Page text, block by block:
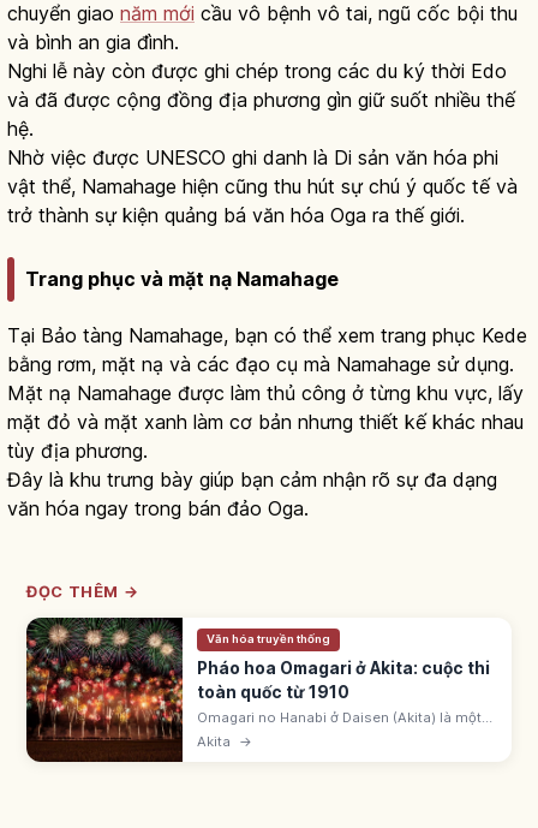
chuyển giao năm mới cầu vô bệnh vô tai, ngũ cốc bội thu
và bình an gia đình.
Nghi lễ này còn được ghi chép trong các du ký thời Edo
và đã được cộng đồng địa phương gìn giữ suốt nhiều thế
hệ.
Nhờ việc được UNESCO ghi danh là Di sản văn hóa phi
vật thể, Namahage hiện cũng thu hút sự chú ý quốc tế và
trở thành sự kiện quảng bá văn hóa Oga ra thế giới.
Trang phục và mặt nạ Namahage
Tại Bảo tàng Namahage, bạn có thể xem trang phục Kede
bằng rơm, mặt nạ và các đạo cụ mà Namahage sử dụng.
Mặt nạ Namahage được làm thủ công ở từng khu vực, lấy
mặt đỏ và mặt xanh làm cơ bản nhưng thiết kế khác nhau
tùy địa phương.
Đây là khu trưng bày giúp bạn cảm nhận rõ sự đa dạng
văn hóa ngay trong bán đảo Oga.
ĐỌC THÊM →
Văn hóa truyền thống
Pháo hoa Omagari ở Akita: cuộc thi
toàn quốc từ 1910
Omagari no Hanabi ở Daisen (Akita) là một
trong ba đại hội pháo hoa lớn Nhật Bản, từ
Akita →